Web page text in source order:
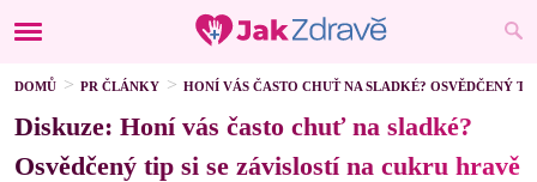
DOMŮ PR ČLÁNKY HONÍ VÁS ČASTO CHUŤ NA SLADKÉ? OSVĚDČENÝ
Diskuze: Honí vás často chuť na sladké?
Osvědčený tip si se závislostí na cukru hravě